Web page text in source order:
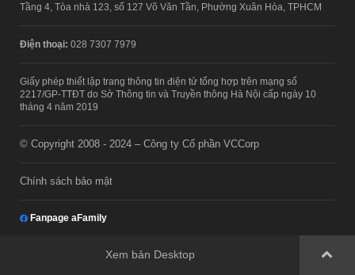
Tầng 4, Tòa nhà 123, số 127 Võ Văn Tần, Phường Xuân Hòa, TPHCM
Điện thoại: 028 7307 7979
Giấy phép thiết lập trang thông tin điện tử tổng hợp trên mạng số
2217/GP-TTĐT do Sở Thông tin và Truyền thông Hà Nội cấp ngày 10
tháng 4 năm 2019
© Copyright 2008 - 2024 – Công ty Cổ phần VCCorp
Chính sách bảo mật
Fanpage aFamily
Xem bản Desktop